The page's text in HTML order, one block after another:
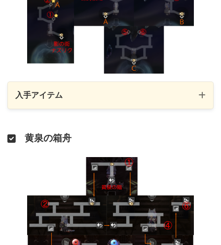
入手アイテム
⑤ 時の整いの紅雫
マーク
雲の残滓
天空石
黄泉の箱舟